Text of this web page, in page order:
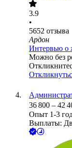
3.9
•
5652 отзыва
Ардон
Интервью о
Можно без
36 800 – 42
Опыт 1-3
Выплаты: